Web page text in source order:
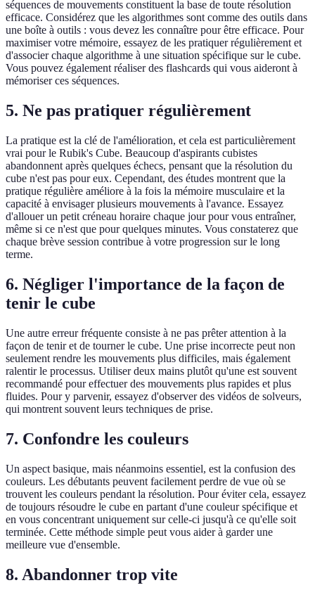
séquences de mouvements constituent la base de toute résolution
efficace. Considérez que les algorithmes sont comme des outils dans
une boîte à outils : vous devez les connaître pour être efficace. Pour
maximiser votre mémoire, essayez de les pratiquer régulièrement et
d'associer chaque algorithme à une situation spécifique sur le cube.
Vous pouvez également réaliser des flashcards qui vous aideront à
mémoriser ces séquences.
5. Ne pas pratiquer régulièrement
La pratique est la clé de l'amélioration, et cela est particulièrement
vrai pour le Rubik's Cube. Beaucoup d'aspirants cubistes
abandonnent après quelques échecs, pensant que la résolution du
cube n'est pas pour eux. Cependant, des études montrent que la
pratique régulière améliore à la fois la mémoire musculaire et la
capacité à envisager plusieurs mouvements à l'avance. Essayez
d'allouer un petit créneau horaire chaque jour pour vous entraîner,
même si ce n'est que pour quelques minutes. Vous constaterez que
chaque brève session contribue à votre progression sur le long
terme.
6. Négliger l'importance de la façon de
tenir le cube
Une autre erreur fréquente consiste à ne pas prêter attention à la
façon de tenir et de tourner le cube. Une prise incorrecte peut non
seulement rendre les mouvements plus difficiles, mais également
ralentir le processus. Utiliser deux mains plutôt qu'une est souvent
recommandé pour effectuer des mouvements plus rapides et plus
fluides. Pour y parvenir, essayez d'observer des vidéos de solveurs,
qui montrent souvent leurs techniques de prise.
7. Confondre les couleurs
Un aspect basique, mais néanmoins essentiel, est la confusion des
couleurs. Les débutants peuvent facilement perdre de vue où se
trouvent les couleurs pendant la résolution. Pour éviter cela, essayez
de toujours résoudre le cube en partant d'une couleur spécifique et
en vous concentrant uniquement sur celle-ci jusqu'à ce qu'elle soit
terminée. Cette méthode simple peut vous aider à garder une
meilleure vue d'ensemble.
8. Abandonner trop vite